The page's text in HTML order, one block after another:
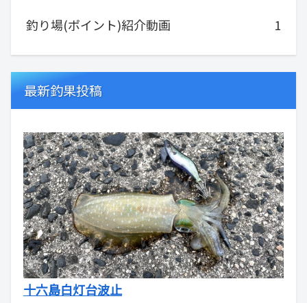
釣り場(ポイント)紹介動画 1
最新釣果投稿
十六島白灯台波止